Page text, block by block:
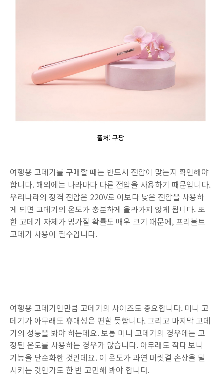
출처: 쿠팡
여행용 고데기를 구매할 때는 반드시 전압이 맞는지 확인해야
합니다. 해외에는 나라마다 다른 전압을 사용하기 때문입니다.
우리나라의 정격 전압은 220V로 이보다 낮은 전압을 사용하
게 되면 고데기의 온도가 충분하게 올라가지 않게 됩니다. 또
한 고데기 자체가 망가질 확률도 매우 크기 때문에, 프리볼트
고데기 사용이 필수입니다.
여행용 고데기인만큼 고데기의 사이즈도 중요합니다. 미니 고
데기가 아무래도 휴대성은 편할 듯합니다. 그리고 마지막 고데
기의 성능을 봐야 하는데요. 보통 미니 고데기의 경우에는 고
정된 온도를 사용하는 경우가 많습니다. 아무래도 작다 보니
기능을 단순화한 것인데요. 이 온도가 과연 머릿결 손상을 덜
시키는 것인가도 한 번 고민해 봐야 합니다.